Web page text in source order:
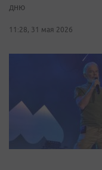
дню
11:28, 31 мая 2026